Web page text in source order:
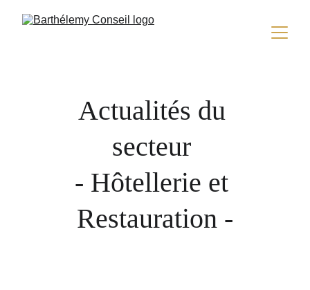
Actualités du
secteur
- Hôtellerie et
Restauration -